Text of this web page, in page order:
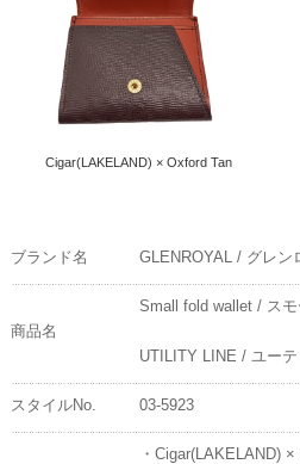
Cigar(LAKELAND) × Oxford Tan
ブランド名 GLENROYAL / グレン
商品名
Small fold wallet / ス
UTILITY LINE / ユー
スタイルNo. 03-5923
・Cigar(LAKELAND)